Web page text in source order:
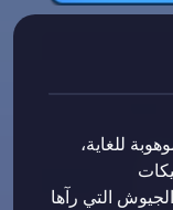
للغاية،
التي رآها